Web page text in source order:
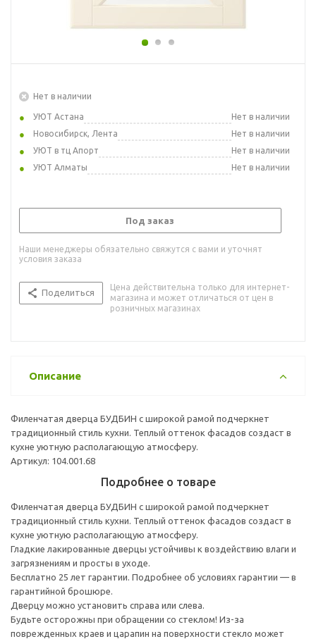
Нет в наличии
УЮТ Астана
Нет в наличии
Новосибирск, Лента
Нет в наличии
УЮТ в тц Апорт
Нет в наличии
УЮТ Алматы
Нет в наличии
Под заказ
Наши менеджеры обязательно свяжутся с вами и уточнят
условия заказа
Поделиться
Цена действительна только для интернет-
магазина и может отличаться от цен в
розничных магазинах
Описание
Филенчатая дверца БУДБИН с широкой рамой подчеркнет
традиционный стиль кухни. Теплый оттенок фасадов создаст в
кухне уютную располагающую атмосферу.
Артикул: 104.001.68
Подробнее о товаре
Филенчатая дверца БУДБИН с широкой рамой подчеркнет
традиционный стиль кухни. Теплый оттенок фасадов создаст в
кухне уютную располагающую атмосферу.
Гладкие лакированные дверцы устойчивы к воздействию влаги и
загрязнениям и просты в уходе.
Бесплатно 25 лет гарантии. Подробнее об условиях гарантии — в
гарантийной брошюре.
Дверцу можно установить справа или слева.
Будьте осторожны при обращении со стеклом! Из-за
поврежденных краев и царапин на поверхности стекло может